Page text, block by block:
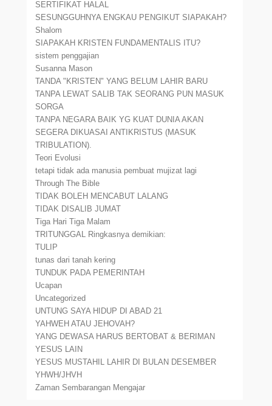
SERTIFIKAT HALAL
SESUNGGUHNYA ENGKAU PENGIKUT SIAPAKAH?
Shalom
SIAPAKAH KRISTEN FUNDAMENTALIS ITU?
sistem penggajian
Susanna Mason
TANDA "KRISTEN" YANG BELUM LAHIR BARU
TANPA LEWAT SALIB TAK SEORANG PUN MASUK
SORGA
TANPA NEGARA BAIK YG KUAT DUNIA AKAN
SEGERA DIKUASAI ANTIKRISTUS (MASUK
TRIBULATION).
Teori Evolusi
tetapi tidak ada manusia pembuat mujizat lagi
Through The Bible
TIDAK BOLEH MENCABUT LALANG
TIDAK DISALIB JUMAT
Tiga Hari Tiga Malam
TRITUNGGAL Ringkasnya demikian:
TULIP
tunas dari tanah kering
TUNDUK PADA PEMERINTAH
Ucapan
Uncategorized
UNTUNG SAYA HIDUP DI ABAD 21
YAHWEH ATAU JEHOVAH?
YANG DEWASA HARUS BERTOBAT & BERIMAN
YESUS LAIN
YESUS MUSTAHIL LAHIR DI BULAN DESEMBER
YHWH/JHVH
Zaman Sembarangan Mengajar